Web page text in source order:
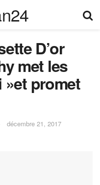
D’or
met les
promet
décembre 21, 2017